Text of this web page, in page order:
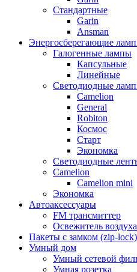
Стандартные
Garin
Ansman
Энергосберегающие
Галогенные лампы
Капсульные
Линейные
Светодиодные
Camelion
General
Robiton
Космос
Старт
Экономка
Светодиодные
Camelion
Camelion mini
Экономка
Автоаксессуары
FM трансмиттер
Освежитель
Пакеты с замком (zip-lock)
Умный дом
Умный сетевой
Умная розетка